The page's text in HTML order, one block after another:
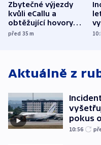
Zbytečné výjezdy
kvůli eCallu a
obtěžující hovory
zdržují záchranáře
před 35m
Aktuálně z
pokus
10:56